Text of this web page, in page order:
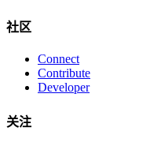
社区
Connect
Contribute
Developer
关注